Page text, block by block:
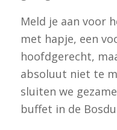
Meld je aan voor
met hapje, een
hoofdgerecht,
absoluut niet te
sluiten we
buffet in de